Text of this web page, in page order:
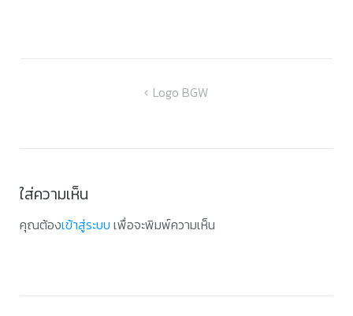
Logo BGW
ใส่ความเห็น
คุณต้องเข้าสู่ระบบ เพื่อจะพิมพ์ความเห็น